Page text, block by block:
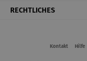
RECHTLICHES
Kontakt Hilfe